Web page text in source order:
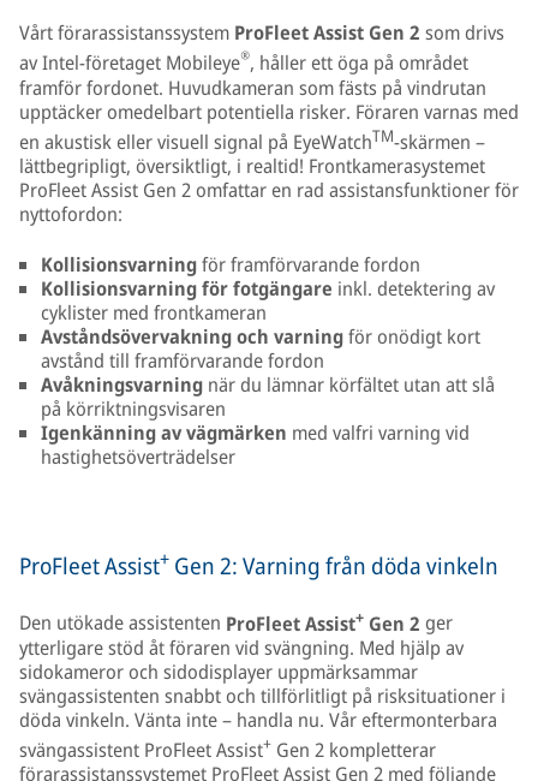
Vårt förarassistanssystem ProFleet Assist Gen 2 som drivs
av Intel-företaget Mobileye®, håller ett öga på området
framför fordonet. Huvudkameran som fästs på vindrutan
upptäcker omedelbart potentiella risker. Föraren varnas med
en akustisk eller visuell signal på EyeWatchTM-skärmen –
lättbegripligt, översiktligt, i realtid! Frontkamerasystemet
ProFleet Assist Gen 2 omfattar en rad assistansfunktioner för
nyttofordon:
Kollisionsvarningför framförvarande fordon
Kollisionsvarning för fotgängare inkl. detektering av
cyklister med frontkameran
Avståndsövervakning och varningför onödigt kort
avstånd till framförvarande fordon
Avåkningsvarning när du lämnar körfältet utan att slå
på körriktningsvisaren
Igenkänning av vägmärken med valfri varning vid
hastighetsöverträdelser
ProFleet Assist+ Gen 2: Varning från döda vinkeln
Den utökade assistenten ProFleet Assist+ Gen 2 ger
ytterligare stöd åt föraren vid svängning. Med hjälp av
sidokameror och sidodisplayer uppmärksammar
svängassistenten snabbt och tillförlitligt på risksituationer i
döda vinkeln. Vänta inte – handla nu. Vår eftermonterbara
svängassistent ProFleet Assist+ Gen 2 kompletterar
förarassistanssystemet ProFleet Assist Gen 2 med följande